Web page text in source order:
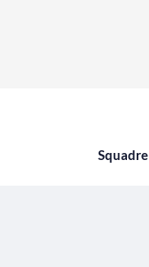
Squadre